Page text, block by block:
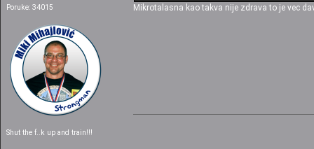
Poruke: 34015
Shut the f..k up and train!!!
Mikrotalasna kao takva nije zdrava to je vec